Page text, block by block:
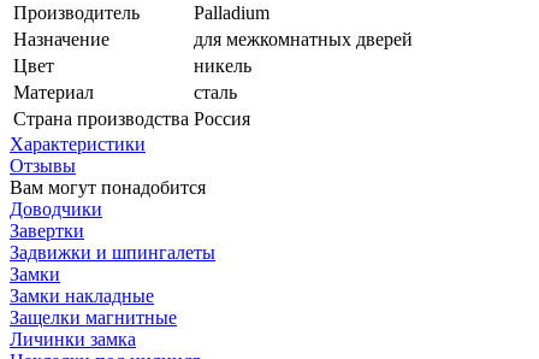
Производитель
Palladium
Назначение
для межкомнатных дверей
Цвет
никель
Материал
сталь
Страна производства Россия
Характеристики
Отзывы
Вам могут понадобится
Доводчики
Завертки
Задвижки и шпингалеты
Замки
Замки накладные
Защелки магнитные
Личинки замка